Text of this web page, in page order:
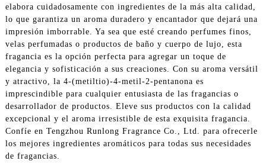
elabora cuidadosamente con ingredientes de la más alta calidad,
lo que garantiza un aroma duradero y encantador que dejará una
impresión imborrable. Ya sea que esté creando perfumes finos,
velas perfumadas o productos de baño y cuerpo de lujo, esta
fragancia es la opción perfecta para agregar un toque de
elegancia y sofisticación a sus creaciones. Con su aroma versátil
y atractivo, la 4-(metiltio)-4-metil-2-pentanona es
imprescindible para cualquier entusiasta de las fragancias o
desarrollador de productos. Eleve sus productos con la calidad
excepcional y el aroma irresistible de esta exquisita fragancia.
Confíe en Tengzhou Runlong Fragrance Co., Ltd. para ofrecerle
los mejores ingredientes aromáticos para todas sus necesidades
de fragancias.